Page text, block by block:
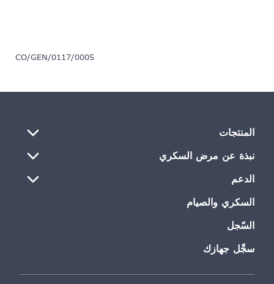
CO/GEN/0117/0005
المنتجات
نبذة عن مرض السكري
الدعم
السكري والصيام
السّجل
سجِّل جهازك